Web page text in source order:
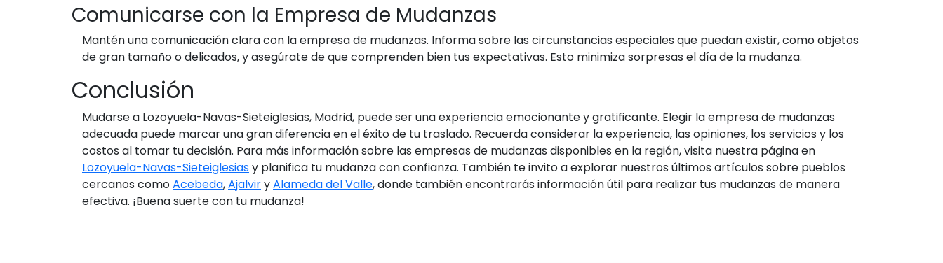
Comunicarse con la Empresa de Mudanzas
Mantén una comunicación clara con la empresa de mudanzas. Informa sobre las circunstancias especiales que puedan existir, como objetos
de gran tamaño o delicados, y asegúrate de que comprenden bien tus expectativas. Esto minimiza sorpresas el día de la mudanza.
Conclusión
Mudarse a Lozoyuela-Navas-Sieteiglesias, Madrid, puede ser una experiencia emocionante y gratificante. Elegir la empresa de mudanzas
adecuada puede marcar una gran diferencia en el éxito de tu traslado. Recuerda considerar la experiencia, las opiniones, los servicios y los
costos al tomar tu decisión. Para más información sobre las empresas de mudanzas disponibles en la región, visita nuestra página en
Lozoyuela-Navas-Sieteiglesiasy planifica tu mudanza con confianza. También te invito a explorar nuestros últimos artículos sobre pueblos
cercanos comoAcebeda,AjalviryAlameda del Valle, donde también encontrarás información útil para realizar tus mudanzas de manera
efectiva. ¡Buena suerte con tu mudanza!